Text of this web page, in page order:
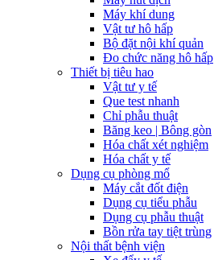
Máy khí dung
Vật tư hô hấp
Bộ đặt nội khí quản
Đo chức năng hô hấp
Thiết bị tiêu hao
Vật tư y tế
Que test nhanh
Chỉ phẫu thuật
Băng keo | Bông gòn
Hóa chất xét nghiệm
Hóa chất y tế
Dụng cụ phòng mổ
Máy cắt đốt điện
Dụng cụ tiểu phẫu
Dụng cụ phẫu thuật
Bồn rửa tay tiệt trùng
Nội thất bệnh viện